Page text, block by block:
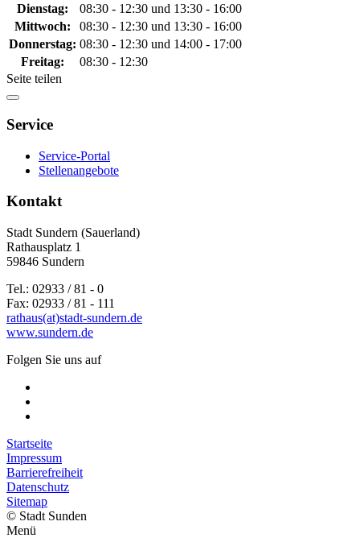
Dienstag:
08:30 - 12:30 und 13:30 - 16:00
Mittwoch:
08:30 - 12:30 und 13:30 - 16:00
Donnerstag: 08:30 - 12:30 und 14:00 - 17:00
Freitag:
08:30 - 12:30
Seite teilen
Service
Service-Portal
Stellenangebote
Kontakt
Stadt Sundern (Sauerland)
Rathausplatz 1
59846 Sundern
Tel.: 02933 / 81 - 0
Fax: 02933 / 81 - 111
rathaus(at)stadt-sundern.de
www.sundern.de
Folgen Sie uns auf
Startseite
Impressum
Barrierefreiheit
Datenschutz
Sitemap
© Stadt Sunden
Menü